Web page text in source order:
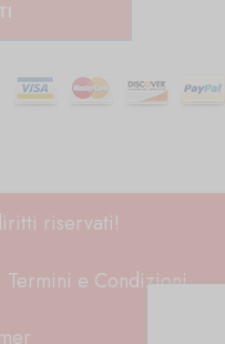
riservati!
Termini e Condizioni